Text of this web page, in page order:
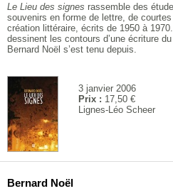
3 janvier 2006
Prix : 17,50 €
Lignes-Léo Scheer
Le Lieu des signes rassemble des
souvenirs en forme de lettre, de
création littéraire, écrits de 1950 à
dessinent les contours d’une écriture
Bernard Noël s’est tenu depuis.
Bernard Noël